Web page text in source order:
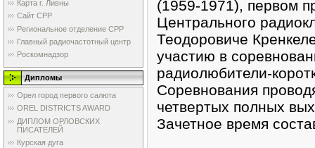
Карта г. Ливны
Сайт СРР
Региональное отделение СРР
Главный радиочастотный центр
Роскомнадзор
Дипломы
Орел город первого салюта
OREL DISTRICTS AWARD
ДИПЛОМ ОРЛОВСКИХ
ПИСАТЕЛЕЙ
Курская дуга
(1959-1971), первом
Центрального
Теодоровиче
участию в
радиолюбители-
Соревнования
четвертых полных
Зачетное время